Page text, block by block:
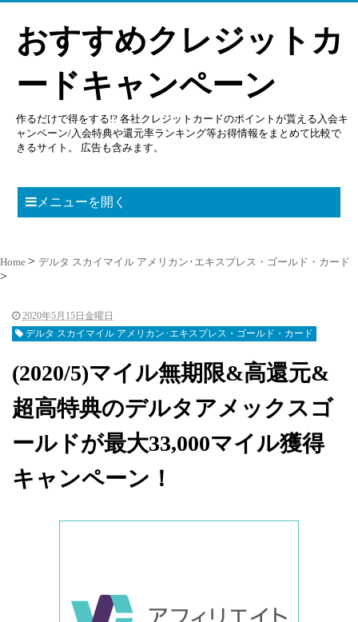
おすすめクレジットカ
ードキャンペーン
作るだけで得をする!? 各社クレジットカードのポイントが貰える入会キ
ャンペーン/入会特典や還元率ランキング等お得情報をまとめて比較で
きるサイト。 広告も含みます。
メニューを開く
Home デルタ スカイマイル アメリカン･エキスプレス・ゴールド・カード
2020年5月15日金曜日
デルタ スカイマイル アメリカン･エキスプレス・ゴールド・カード
(2020/5)マイル無期限&高還元&
超高特典のデルタアメックスゴ
ールドが最大33,000マイル獲得
キャンペーン！